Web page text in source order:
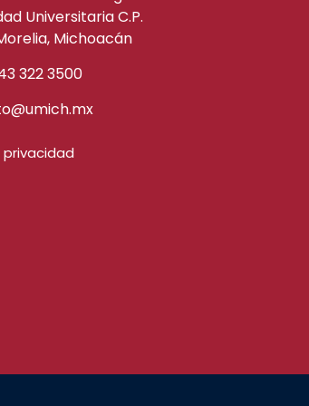
Universitaria C.P.
Michoacán
322 3500
privacidad